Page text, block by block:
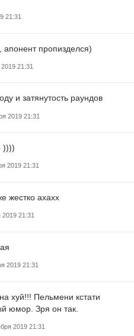
21:31
апонент пропизделся)
21:31
и затянутость раундов
2019 21:31
))))
2019 21:31
жестко ахахх
2019 21:31
2019 21:31
хуй!!! Пельмени кстати
юмор. Зря он так.
2019 21:31